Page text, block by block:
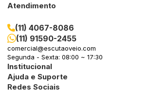
Atendimento
(11) 4067-8086
(11) 91590-2455
comercial@escutaoveio.com
Segunda - Sexta: 08:00 ~ 17:30
Institucional
Ajuda e Suporte
Redes Sociais